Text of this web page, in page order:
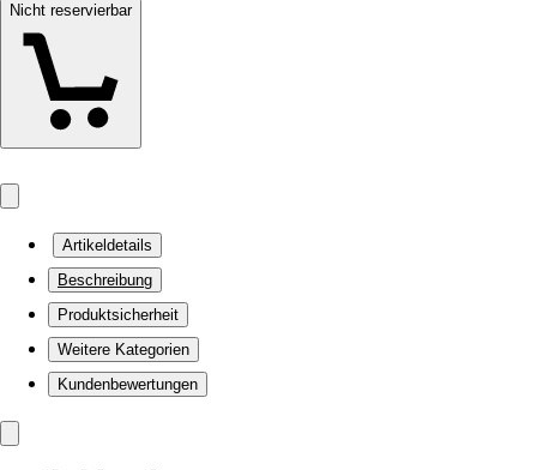
Nicht reservierbar
Artikeldetails
Beschreibung
Produktsicherheit
Weitere Kategorien
Kundenbewertungen